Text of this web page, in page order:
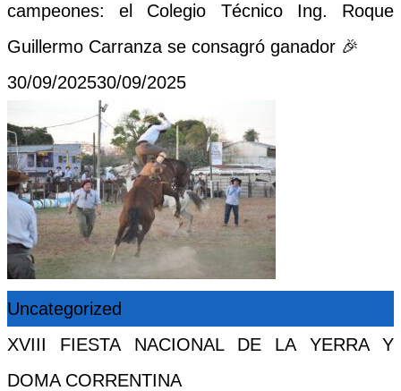
campeones: el Colegio Técnico Ing. Roque
Guillermo Carranza se consagró ganador 🎉
Posted
30/09/202530/09/2025
Uncategorized
XVIII FIESTA NACIONAL DE LA YERRA Y
DOMA CORRENTINA